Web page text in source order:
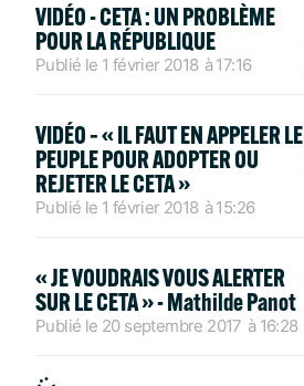
VIDÉO - CETA : UN PROBLÈME
POUR LA RÉPUBLIQUE
Publié le 1 février 2018 à 17:16
VIDÉO – « IL FAUT EN APPELER LE
PEUPLE POUR ADOPTER OU
REJETER LE CETA »
Publié le 1 février 2018 à 15:26
« JE VOUDRAIS VOUS ALERTER
SUR LE CETA » - Mathilde Panot
Publié le 20 septembre 2017 à 16:28